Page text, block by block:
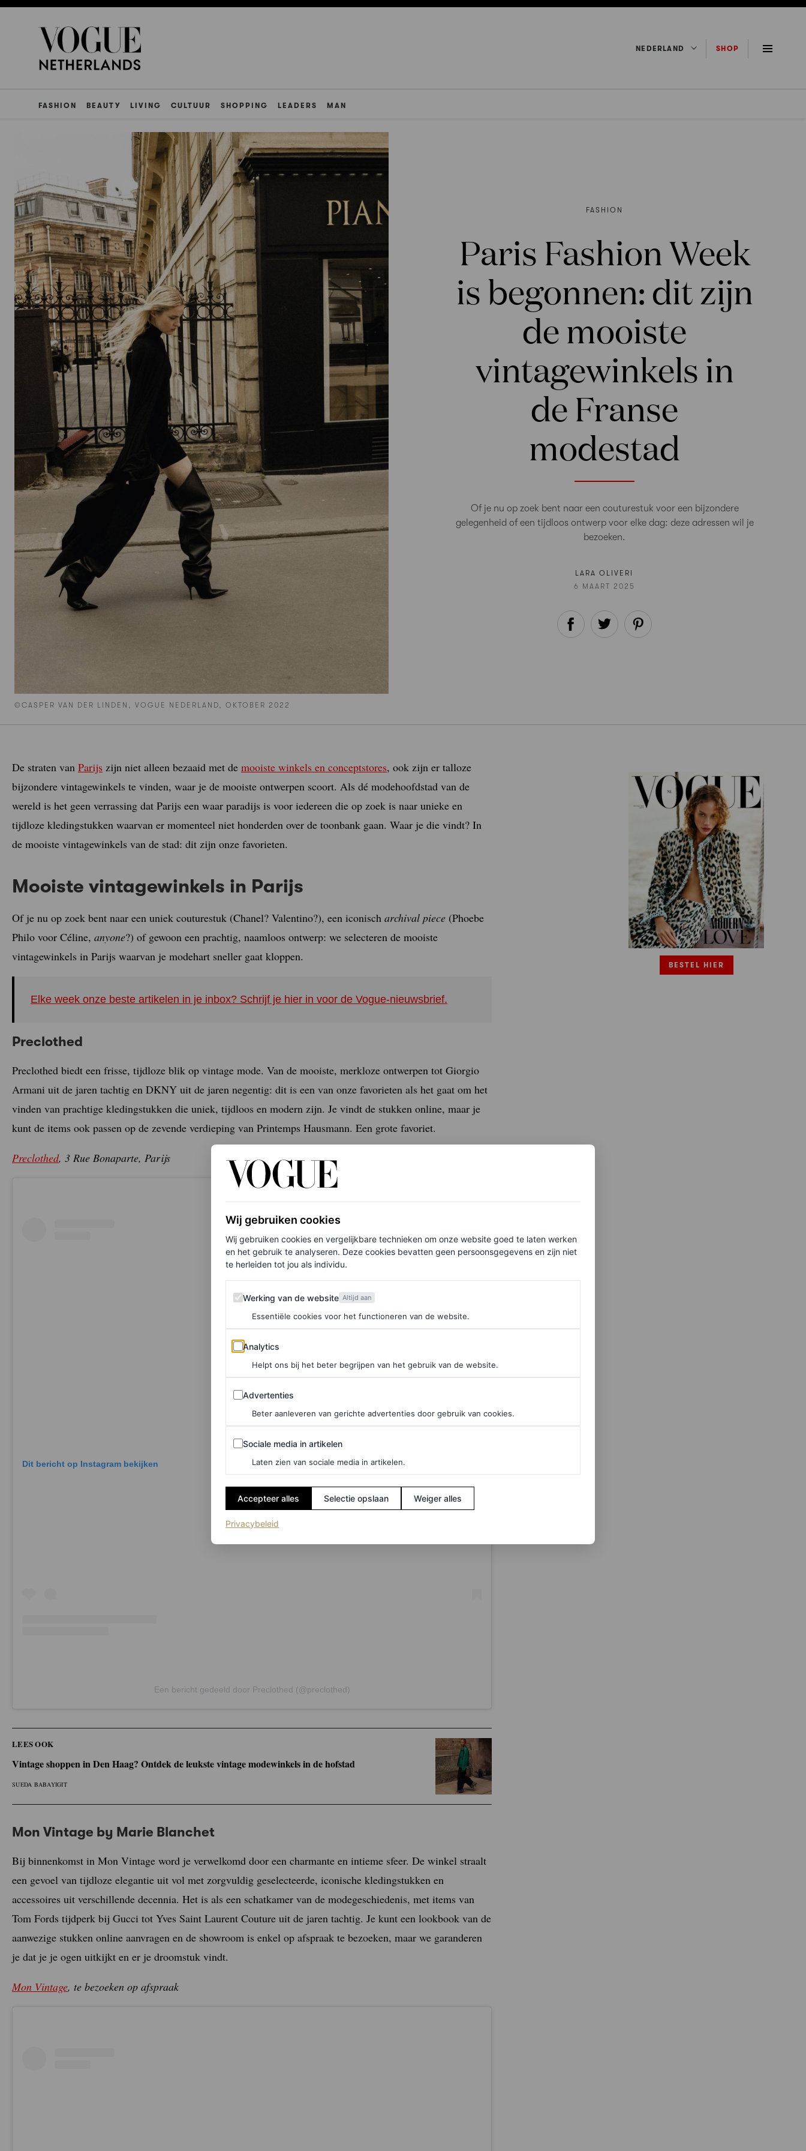
NEDERLAND SHOP
FASHION BEAUTY LIVING CULTUUR SHOPPING LEADERS MAN
©CASPER VAN DER LINDEN, VOGUE NEDERLAND, OKTOBER 2022
FASHION
Paris Fashion Week
is begonnen: dit zijn
de mooiste
vintagewinkels in
de Franse
modestad
Of je nu op zoek bent naar een couturestuk voor een bijzondere
gelegenheid of een tijdloos ontwerp voor elke dag: deze adressen wil je
bezoeken.
LARA OLIVERI
6 MAART 2025
De straten van Parijs zijn niet alleen bezaaid met de mooiste winkels en conceptstores, ook zijn er talloze
bijzondere vintagewinkels te vinden, waar je de mooiste ontwerpen scoort. Als dé modehoofdstad van de
wereld is het geen verrassing dat Parijs een waar paradijs is voor iedereen die op zoek is naar unieke en
tijdloze kledingstukken waarvan er momenteel niet honderden over de toonbank gaan. Waar je die vindt? In
de mooiste vintagewinkels van de stad: dit zijn onze favorieten.
Mooiste vintagewinkels in Parijs
Of je nu op zoek bent naar een uniek couturestuk (Chanel? Valentino?), een iconisch archival piece (Phoebe
Philo voor Céline, anyone?) of gewoon een prachtig, naamloos ontwerp: we selecteren de mooiste
vintagewinkels in Parijs waarvan je modehart sneller gaat kloppen.
Elke week onze beste artikelen in je inbox? Schrijf je hier in voor de Vogue-nieuwsbrief.
Preclothed
Preclothed biedt een frisse, tijdloze blik op vintage mode. Van de mooiste, merkloze ontwerpen tot Giorgio
Armani uit de jaren tachtig en DKNY uit de jaren negentig: dit is een van onze favorieten als het gaat om het
vinden van prachtige kledingstukken die uniek, tijdloos en modern zijn. Je vindt de stukken online, maar je
kunt de items ook passen op de zevende verdieping van Printemps Hausmann. Een grote favoriet.
Preclothed, 3 Rue Bonaparte, Parijs
Dit bericht op Instagram bekijken
Een bericht gedeeld door Preclothed (@preclothed)
LEES OOK
Vintage shoppen in Den Haag? Ontdek de leukste vintage modewinkels in de hofstad
SUEDA BABAYIGIT
Mon Vintage by Marie Blanchet
Bij binnenkomst in Mon Vintage word je verwelkomd door een charmante en intieme sfeer. De winkel straalt
een gevoel van tijdloze elegantie uit vol met zorgvuldig geselecteerde, iconische kledingstukken en
accessoires uit verschillende decennia. Het is als een schatkamer van de modegeschiedenis, met items van
Tom Fords tijdperk bij Gucci tot Yves Saint Laurent Couture uit de jaren tachtig. Je kunt een lookbook van de
aanwezige stukken online aanvragen en de showroom is enkel op afspraak te bezoeken, maar we garanderen
je dat je je ogen uitkijkt en er je droomstuk vindt.
Mon Vintage, te bezoeken op afspraak
BESTEL HIER
Wij gebruiken cookies
Wij gebruiken cookies en vergelijkbare technieken om onze website goed te laten werken
en het gebruik te analyseren. Deze cookies bevatten geen persoonsgegevens en zijn niet
te herleiden tot jou als individu.
Werking van de website
Werking van de website Altijd aan
Essentiële cookies voor het functioneren van de website.
Analytics
Analytics
Helpt ons bij het beter begrijpen van het gebruik van de website.
Advertenties
Advertenties
Beter aanleveren van gerichte advertenties door gebruik van cookies.
Sociale media in artikelen
Sociale media in artikelen
Laten zien van sociale media in artikelen.
Accepteer alles Selectie opslaan Weiger alles
Privacybeleid